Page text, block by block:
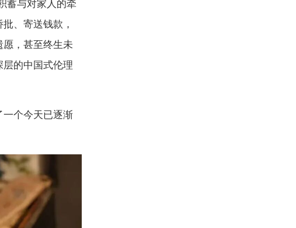
蓄与对家人的牵
、寄送钱款，
，甚至终生未
的中国式伦理
一个今天已逐渐